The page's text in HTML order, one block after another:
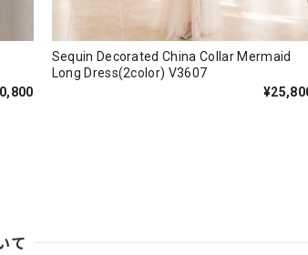
Sequin Decorated China Collar Mermaid
Long Dress(2color) V3607
て